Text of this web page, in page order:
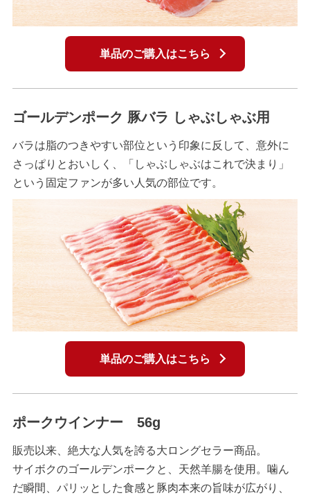
単品のご購入はこちら
ゴールデンポーク 豚バラ しゃぶしゃぶ用
バラは脂のつきやすい部位という印象に反して、意外に
さっぱりとおいしく、「しゃぶしゃぶはこれで決まり」
という固定ファンが多い人気の部位です。
単品のご購入はこちら
ポークウインナー 56g
販売以来、絶大な人気を誇る大ロングセラー商品。
サイボクのゴールデンポークと、天然羊腸を使用。噛ん
だ瞬間、パリッとした食感と豚肉本来の旨味が広がり、